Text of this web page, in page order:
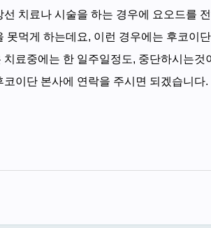
치료나 시술을 하는 경우에 요오드를
못먹게 하는데요, 이런 경우에는 후코이
치료중에는 한 일주일정도, 중단하시는
코이단 본사에 연락을 주시면 되겠습니다.